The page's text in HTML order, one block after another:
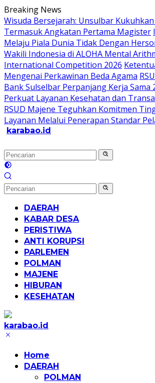
Langsung
ke
konten
Breaking News
Wisuda Bersejarah: Unsulbar
Termasuk Angkatan Pertama Magister
Melaju Piala Dunia Tidak Dengan
Wakili Indonesia di ALOHA Mental
International Competition 2026
Mengenai Perkawinan Beda Agama
Bank Sulselbar Perpanjang Kerja Sama
Perkuat Layanan Kesehatan dan
RSUD Majene Teguhkan Komitmen
Layanan Melalui Penerapan Standar
karabao.id
dan
Tajam
DAERAH
KABAR DESA
PERISTIWA
ANTI KORUPSI
PARLEMEN
POLMAN
MAJENE
HIBURAN
KESEHATAN
karabao.id
Tegas
TajamHome
DAERAH
POLMAN